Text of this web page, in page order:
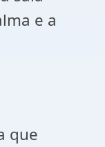
e a
que